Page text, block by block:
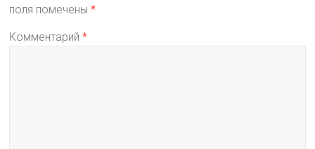
поля помечены*
Комментарий*